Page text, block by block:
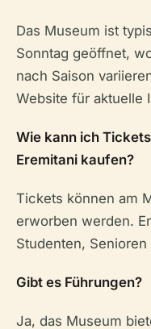
Das Museum ist
Sonntag geöffnet,
nach Saison
Website für aktuelle
Wie kann ich
Eremitani kaufen?
Tickets können am
erworben werden.
Studenten,
Gibt es Führungen?
Ja, das Museum